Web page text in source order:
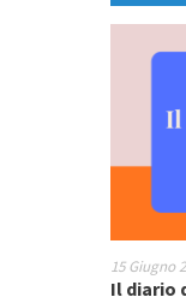
15 Giugno
Il diario